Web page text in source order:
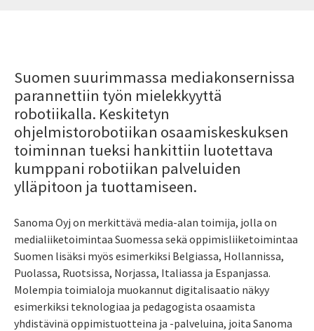
Suomen suurimmassa mediakonsernissa
parannettiin työn mielekkyyttä
robotiikalla. Keskitetyn
ohjelmistorobotiikan osaamiskeskuksen
toiminnan tueksi hankittiin luotettava
kumppani robotiikan palveluiden
ylläpitoon ja tuottamiseen.
Sanoma Oyj on merkittävä media-alan toimija, jolla on
medialiiketoimintaa Suomessa sekä oppimisliiketoimintaa
Suomen lisäksi myös esimerkiksi Belgiassa, Hollannissa,
Puolassa, Ruotsissa, Norjassa, Italiassa ja Espanjassa.
Molempia toimialoja muokannut digitalisaatio näkyy
esimerkiksi teknologiaa ja pedagogista osaamista
yhdistävinä oppimistuotteina ja -palveluina, joita Sanoma